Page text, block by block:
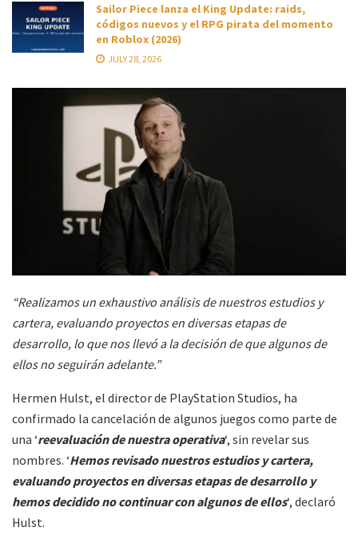
Sailor Piece lanza el King Update: raids,
códigos nuevos y el RPG pirata del momento
en Roblox (2026)
JULY 28, 2026
“Realizamos un exhaustivo análisis de nuestros estudios y
cartera, evaluando proyectos en diversas etapas de
desarrollo, lo que nos llevó a la decisión de que algunos de
ellos no seguirán adelante.”
Hermen Hulst, el director de PlayStation Studios, ha
confirmado la cancelación de algunos juegos como parte de
una ‘reevaluación de nuestra operativa‘, sin revelar sus
nombres. ‘Hemos revisado nuestros estudios y cartera,
evaluando proyectos en diversas etapas de desarrollo y
hemos decidido no continuar con algunos de ellos‘, declaró
Hulst.